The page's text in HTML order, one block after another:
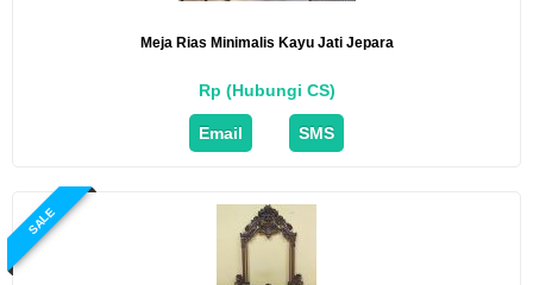
Meja Rias Minimalis Kayu Jati Jepara
Rp (Hubungi CS)
Email SMS
SALE